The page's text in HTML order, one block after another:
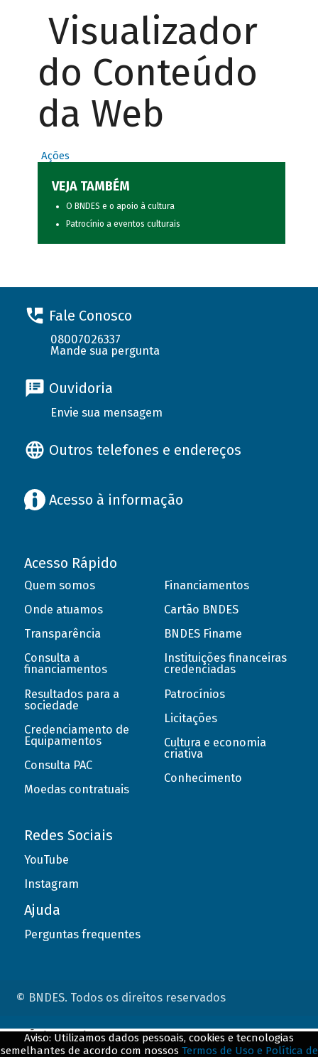
Visualizador
do Conteúdo
da Web
Ações
VEJA TAMBÉM
O BNDES e o apoio à cultura
Patrocínio a eventos culturais
Fale Conosco
08007026337
Mande sua pergunta
Ouvidoria
Envie sua mensagem
Outros telefones e endereços
Acesso à informação
Acesso Rápido
Quem somos
Onde atuamos
Transparência
Consulta a
financiamentos
Resultados para a
sociedade
Credenciamento de
Equipamentos
Consulta PAC
Moedas contratuais
Financiamentos
Cartão BNDES
BNDES Finame
Instituições financeiras
credenciadas
Patrocínios
Licitações
Cultura e economia
criativa
Conhecimento
Redes Sociais
YouTube
Instagram
Ajuda
Perguntas frequentes
© BNDES. Todos os direitos reservados
Aviso: Utilizamos dados pessoais, cookies e tecnologias
semelhantes de acordo com nossos Termos de Uso e Política de
ConteÃºdo complementar